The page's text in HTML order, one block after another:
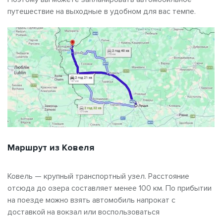
путешествие на выходные в удобном для вас темпе.
Маршрут из Ковеля
Ковель — крупный транспортный узел. Расстояние
отсюда до озера составляет менее 100 км. По прибытии
на поезде можно взять автомобиль напрокат с
доставкой на вокзал или воспользоваться